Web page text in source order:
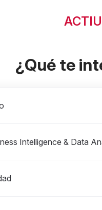
ACTIU
¿Qué te
Intelligence & Data